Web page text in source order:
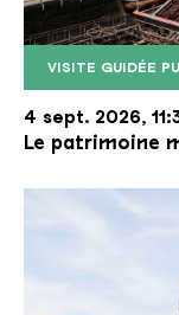
VISITE GUIDÉE
Le monte-
Copyright:
4 sept. 2026,
Le patrimoine